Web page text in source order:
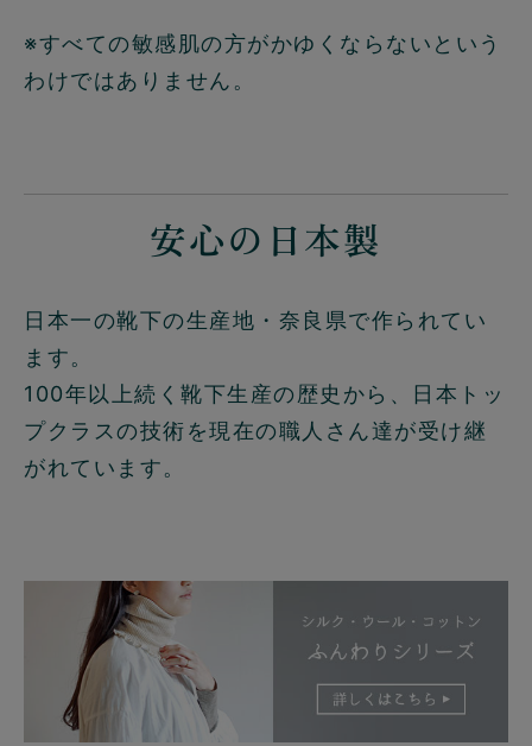
※すべての敏感肌の方がかゆくならないという
わけではありません。
安心の日本製
日本一の靴下の生産地・奈良県で作られてい
ます。
100年以上続く靴下生産の歴史から、日本トッ
プクラスの技術を現在の職人さん達が受け継
がれています。